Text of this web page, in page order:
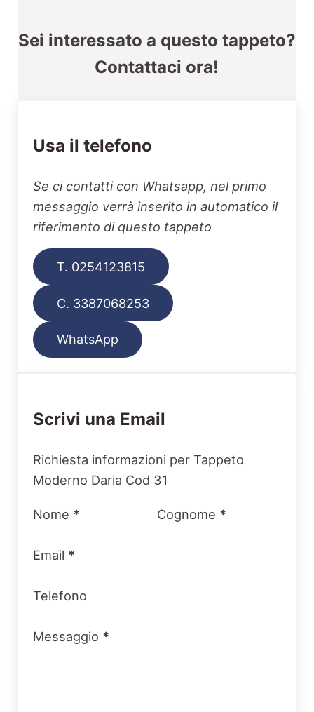
Sei interessato a questo tappeto?
Contattaci ora!
Usa il telefono
Se ci contatti con Whatsapp, nel primo
messaggio verrà inserito in automatico il
riferimento di questo tappeto
T. 0254123815
C. 3387068253
WhatsApp
Scrivi una Email
Section
Richiesta informazioni per Tappeto
Moderno Daria Cod 31
Nome * Cognome *
Email *
Telefono
Messaggio *